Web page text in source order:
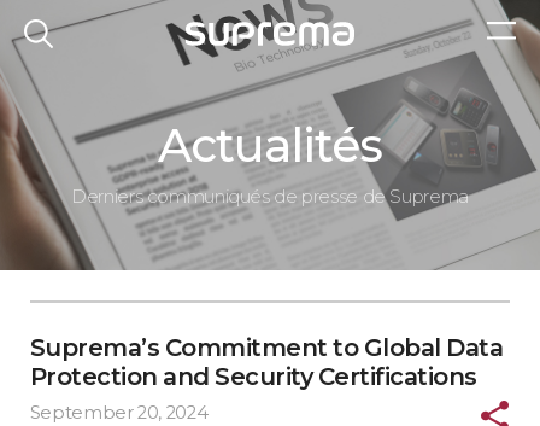
Actualités
Derniers communiqués de presse de Suprema
Suprema’s Commitment to Global Data
Protection and Security Certifications
September 20, 2024